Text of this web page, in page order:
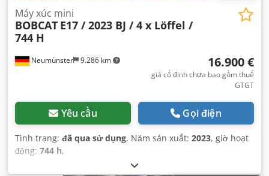
Neumünster 9.286 km
Máy xúc mini
BOBCAT E17 / 2023 BJ / 4 x Löffel /
744 H
16.900 €
giá cố định chưa bao gồm thuế
GTGT
Yêu cầu Gọi điện
Tình trạng: đã qua sử dụng, Năm sản xuất: 2023, giờ hoạt
động: 744 h,